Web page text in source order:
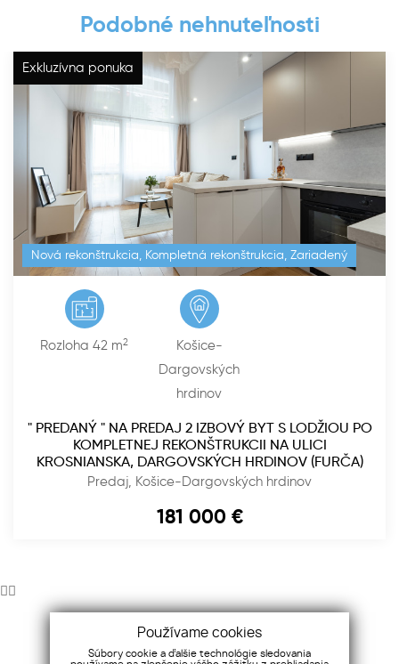
Podobné nehnuteľnosti
Exkluzívna ponuka
super lokalita
Rozloha 36 m2 Košice-Juh
PREDANÝ - Na predaj pekný 2 izbový byt na ulici
Krivá, Košice - Juh
Predaj, Košice-Juh
183 000€
Intranet Diamond Reality
Používame cookies
Súbory cookie a ďalšie technológie sledovania